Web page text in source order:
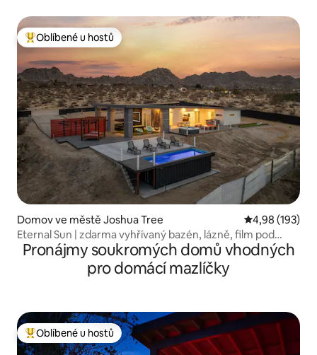
Nejlepší v kategorii Oblíbené u hostů
Oblíbené u hostů
Domov ve městě Joshua Tree Průměrné
4,98 (193)
Eternal Sun | zdarma vyhřívaný bazén, lázně, film pod
širým nebem
Pronájmy soukromých domů vhodných
pro domácí mazlíčky
Nejlepší v kategorii Oblíbené u hostů
Oblíbené u hostů